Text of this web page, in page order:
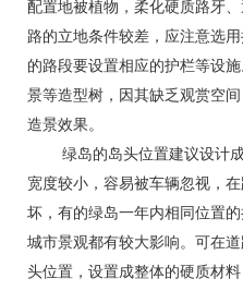
配置地被植物，柔化硬质路牙
路的立地条件较差，应注意选
的路段要设置相应的护栏等设
景等造型树，因其缺乏观赏空
造景效果。
绿岛的岛头位置建议设计成
宽度较小，容易被车辆忽视，
坏，有的绿岛一年内相同位置
城市景观都有较大影响。可在
头位置，设置成整体的硬质材